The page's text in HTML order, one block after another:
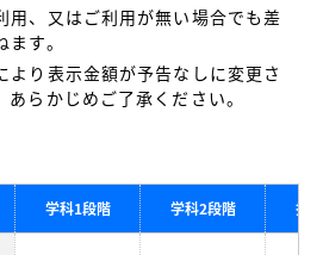
、又はご利用が無い場合でも差
す。
り表示金額が予告なしに変更さ
らかじめご了承ください。
学科1段階 学科2段階 技